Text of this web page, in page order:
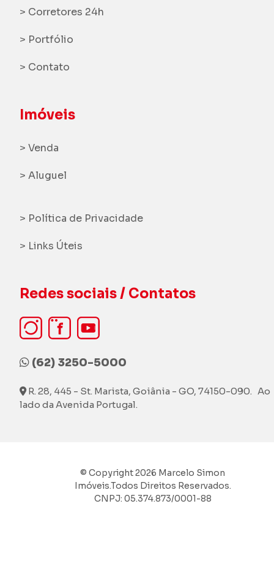
> Corretores 24h
> Portfólio
> Contato
Imóveis
> Venda
> Aluguel
> Política de Privacidade
> Links Úteis
Redes sociais / Contatos
(62) 3250-5000
R. 28, 445 - St. Marista, Goiânia - GO, 74150-090. Ao
lado da Avenida Portugal.
© Copyright 2026 Marcelo Simon
Imóveis.Todos Direitos Reservados.
CNPJ: 05.374.873/0001-88